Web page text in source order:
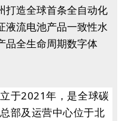
打造全球首条全自动化
液流电池产品一致性水
品全生命周期数字体
于2021年，是全球碳
部及运营中心位于北